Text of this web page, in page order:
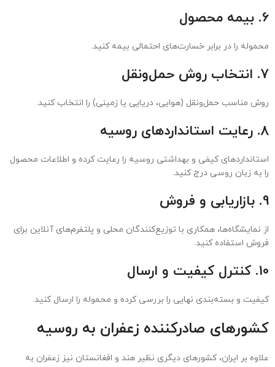
صادرات زعفران به روسیه در سال‌های اخیر رشد چشم‌گیری داشته است.
ایران به عنوان بزرگترین تولیدکننده زعفران جهان، سهم عمده‌ای از
طریق دریا و به صورت بسته‌بندی‌های مختلف انجام می‌شود.
صادرات به روسیه چگونه است؟
بردن زعفران به روسیهچگونه است؟ مراحل دقیق و مدارک مورد
نیاز
صادرات زعفرانرا در مقاله لینک شده قرار داده ایم. با این
حال خلاصه ای تقریبا کامل را در این قسمت شرح خواهیم داد.
صادرات زعفران از ایران به روسیه: مراحل و
مدارک مورد نیاز
صادرات این محصول به روسیه دارد. در ادامه مراحل و مدارک لازم برای این
فرآیند را به‌صورت خلاصه بیان می‌کنیم:
1. تعیین استراتژی صادرات
بازار هدف، نوع زعفران و بسته‌بندی مناسب برای روسیه را مشخص کنید.
2. تحقیق درباره بازار روسیه
قوانین وارداتی، استانداردهای کیفی و سطح تقاضا در روسیه را بررسی